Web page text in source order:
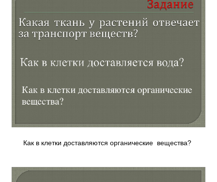
Как в клетки доставляются органические вещества?